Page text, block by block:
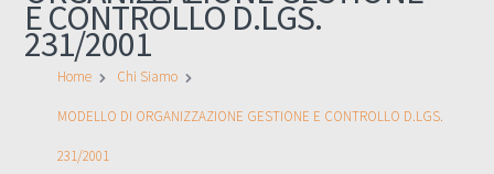
E CONTROLLO D.LGS.
231/2001
Home Chi Siamo
MODELLO DI ORGANIZZAZIONE GESTIONE E CONTROLLO D.LGS.
231/2001